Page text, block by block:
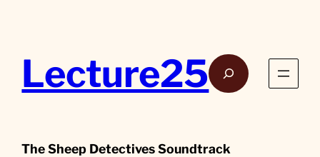
Lecture25Rech
The Sheep Detectives Soundtrack